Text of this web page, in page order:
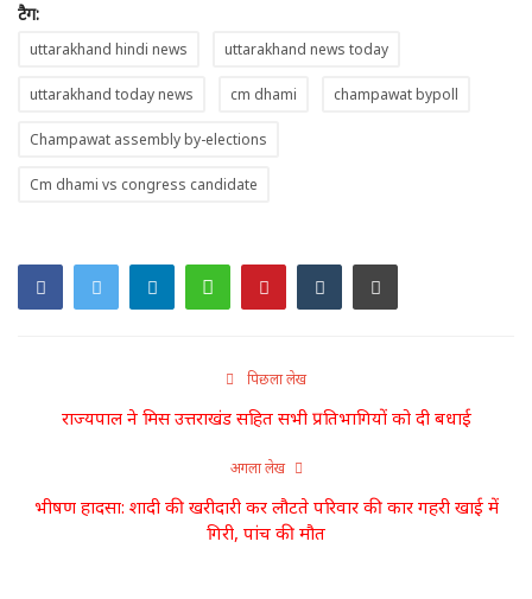
लाइफ स्टाइल
म्यार पहाड़-त्यार पहाड़
डंकाराम लाइव
टैग:
uttarakhand hindi news uttarakhand news today
uttarakhand today news cm dhami champawat bypoll
Champawat assembly by-elections
Cm dhami vs congress candidate
पिछला लेख
राज्यपाल ने मिस उत्तराखंड सहित सभी प्रतिभागियों को दी बधाई
अगला लेख
भीषण हादसा: शादी की खरीदारी कर लौटते परिवार की कार गहरी खाई में
गिरी, पांच की मौत